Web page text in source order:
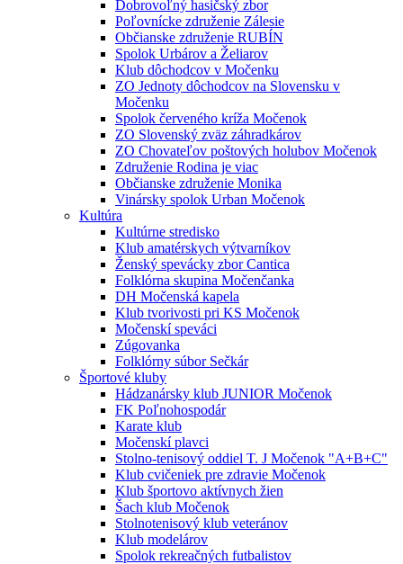
Dobrovoľný hasičský zbor
Poľovnícke združenie Zálesie
Občianske združenie RUBÍN
Spolok Urbárov a Želiarov
Klub dôchodcov v Močenku
ZO Jednoty dôchodcov na Slovensku v
Močenku
Spolok červeného kríža Močenok
ZO Slovenský zväz záhradkárov
ZO Chovateľov poštových holubov Močenok
Združenie Rodina je viac
Občianske združenie Monika
Vinársky spolok Urban Močenok
Kultúra
Kultúrne stredisko
Klub amatérskych výtvarníkov
Ženský spevácky zbor Cantica
Folklórna skupina Močenčanka
DH Močenská kapela
Klub tvorivosti pri KS Močenok
Močenskí speváci
Zúgovanka
Folklórny súbor Sečkár
Športové kluby
Hádzanársky klub JUNIOR Močenok
FK Poľnohospodár
Karate klub
Močenskí plavci
Stolno-tenisový oddiel T. J Močenok "A+B+C"
Klub cvičeniek pre zdravie Močenok
Klub športovo aktívnych žien
Šach klub Močenok
Stolnotenisový klub veteránov
Klub modelárov
Spolok rekreačných futbalistov